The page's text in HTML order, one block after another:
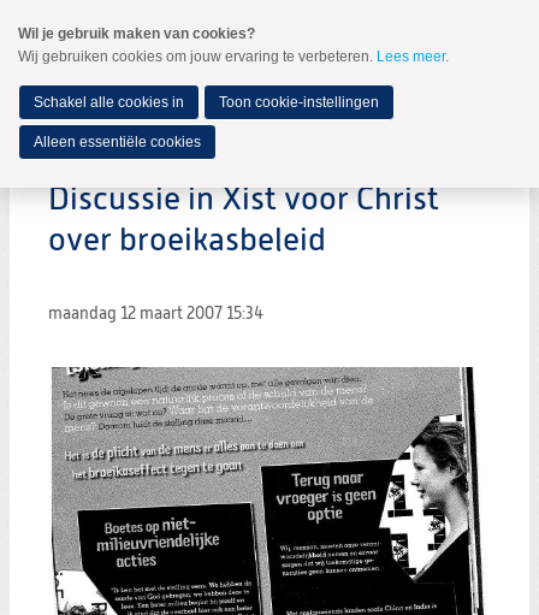
naar
Spring
de
inhoud
Spring
naar
hoofdmenu
MENU
Zoeken:
Zoeken
Discussie in Xist voor Christ
over broeikasbeleid
maandag 12 maart 2007 15:34
Wil je gebruik maken van cookies?
Wij gebruiken cookies om jouw ervaring te verbeteren. Lees meer.
Schakel alle cookies in Toon cookie-instellingen
Alleen essentiële cookies